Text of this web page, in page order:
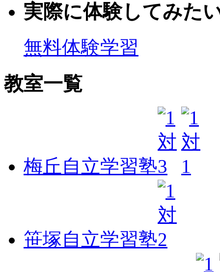
実際に体験してみた
無料体験学習
教室一覧
梅丘自立学習塾
笹塚自立学習塾